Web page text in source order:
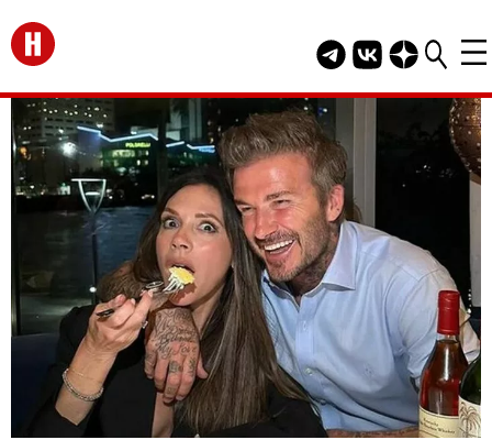
Перейти на главную
Telegram канал
Группа HELLO
Канал